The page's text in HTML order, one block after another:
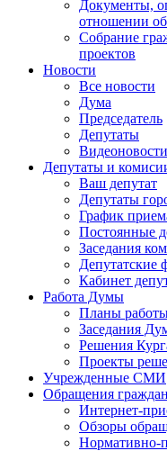
Документы,
отношении
Собрание
проектов
Новости
Все новости
Дума
Председатель
Депутаты
Видеоновости
Депутаты и
Ваш депутат
Депутаты
График
Постоянные
Заседания
Депутатские
Кабинет
Работа Думы
Планы
Заседания
Решения
Проекты
Учрежденные СМИ
Обращения граждан
Интернет-
Обзоры
Нормативно-